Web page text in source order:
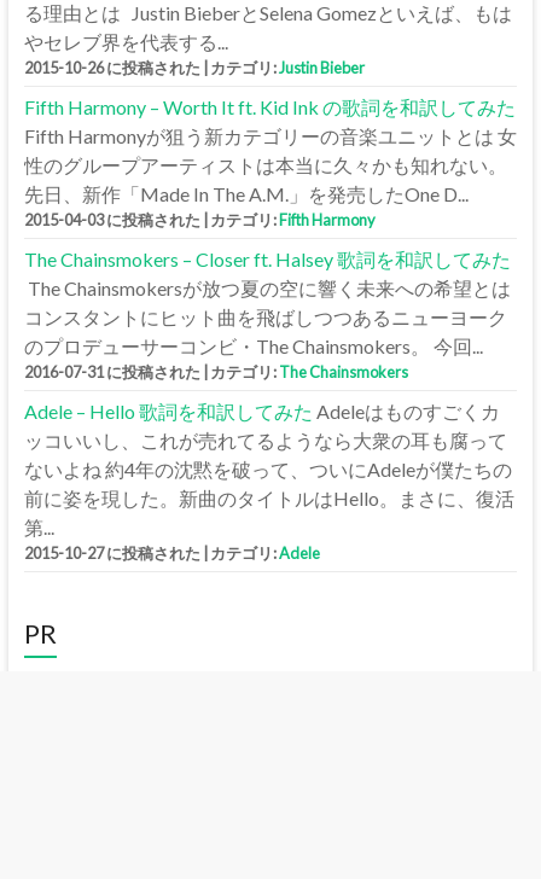
る理由とは Justin BieberとSelena Gomezといえば、もは
やセレブ界を代表する...
2015-10-26 に投稿された カテゴリ:Justin Bieber
Fifth Harmony – Worth It ft. Kid Ink の歌詞を和訳してみた
Fifth Harmonyが狙う新カテゴリーの音楽ユニットとは 女
性のグループアーティストは本当に久々かも知れない。
先日、新作「Made In The A.M.」を発売したOne D...
2015-04-03 に投稿された カテゴリ:Fifth Harmony
The Chainsmokers – Closer ft. Halsey 歌詞を和訳してみた
The Chainsmokersが放つ夏の空に響く未来への希望とは
コンスタントにヒット曲を飛ばしつつあるニューヨーク
のプロデューサーコンビ・The Chainsmokers。 今回...
2016-07-31 に投稿された カテゴリ:The Chainsmokers
Adele – Hello 歌詞を和訳してみた Adeleはものすごくカ
ッコいいし、これが売れてるようなら大衆の耳も腐って
ないよね 約4年の沈黙を破って、ついにAdeleが僕たちの
前に姿を現した。新曲のタイトルはHello。まさに、復活
第...
2015-10-27 に投稿された カテゴリ:Adele
PR